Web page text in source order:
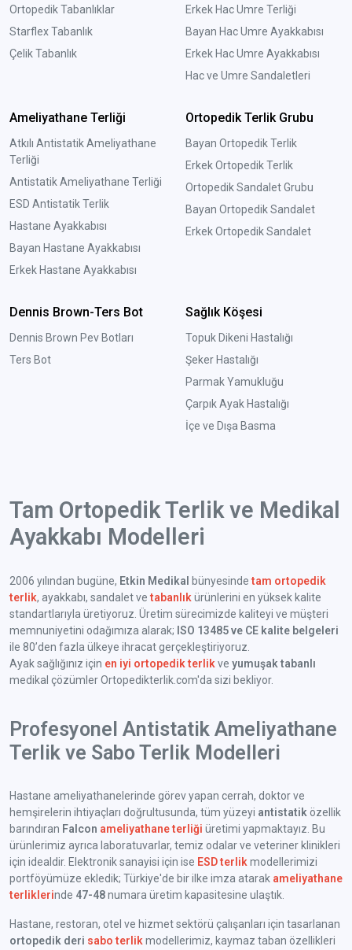
Ortopedik Tabanlıklar
Starflex Tabanlık
Çelik Tabanlık
Erkek Hac Umre Terliği
Bayan Hac Umre Ayakkabısı
Erkek Hac Umre Ayakkabısı
Hac ve Umre Sandaletleri
Ameliyathane Terliği
Atkılı Antistatik Ameliyathane
Terliği
Antistatik Ameliyathane Terliği
ESD Antistatik Terlik
Hastane Ayakkabısı
Bayan Hastane Ayakkabısı
Erkek Hastane Ayakkabısı
Ortopedik Terlik Grubu
Bayan Ortopedik Terlik
Erkek Ortopedik Terlik
Ortopedik Sandalet Grubu
Bayan Ortopedik Sandalet
Erkek Ortopedik Sandalet
Dennis Brown-Ters Bot
Dennis Brown Pev Botları
Ters Bot
Sağlık Köşesi
Topuk Dikeni Hastalığı
Şeker Hastalığı
Parmak Yamukluğu
Çarpık Ayak Hastalığı
İçe ve Dışa Basma
Tam Ortopedik Terlik ve Medikal
Ayakkabı Modelleri
2006 yılından bugüne, Etkin Medikal bünyesindetam ortopedik
terlik, ayakkabı, sandalet vetabanlık ürünlerini en yüksek kalite
standartlarıyla üretiyoruz. Üretim sürecimizde kaliteyi ve müşteri
memnuniyetini odağımıza alarak; ISO 13485 ve CE kalite belgeleri
ile 80’den fazla ülkeye ihracat gerçekleştiriyoruz.
Ayak sağlığınız için en iyi ortopedik terlik ve yumuşak tabanlı
medikal çözümler Ortopedikterlik.com'da sizi bekliyor.
Profesyonel Antistatik Ameliyathane
Terlik ve Sabo Terlik Modelleri
Hastane ameliyathanelerinde görev yapan cerrah, doktor ve
hemşirelerin ihtiyaçları doğrultusunda, tüm yüzeyi antistatik özellik
barındıran Falcon ameliyathane terliği üretimi yapmaktayız. Bu
ürünlerimiz ayrıca laboratuvarlar, temiz odalar ve veteriner klinikleri
için idealdir. Elektronik sanayisi için ise ESD terlik modellerimizi
portföyümüze ekledik; Türkiye'de bir ilke imza atarak ameliyathane
terliklerinde 47-48numara üretim kapasitesine ulaştık.
Hastane, restoran, otel ve hizmet sektörü çalışanları için tasarlanan
ortopedik deri sabo terlik modellerimiz, kaymaz taban özellikleri